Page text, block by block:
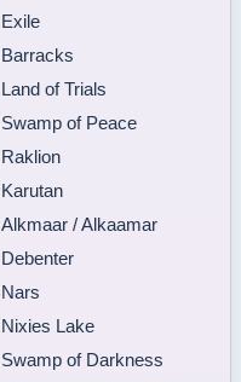
Exile
Barracks
Land of Trials
Swamp of Peace
Raklion
Karutan
Alkmaar / Alkaamar
Debenter
Nars
Nixies Lake
Swamp of Darkness